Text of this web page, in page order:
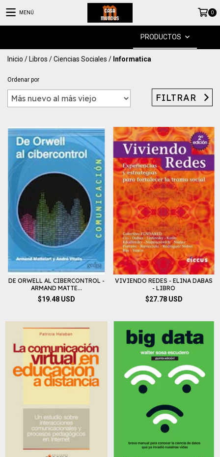
MENÚ 0
PRODUCTOS
Inicio / Libros /Ciencias Sociales / Informatica
Ordenar por
FILTRAR
DE ORWELL AL CIBERCONTROL -
ARMAND MATTE...
$19.48 USD
VIVIENDO REDES - ELINA DABAS
- LIBRO
$27.78 USD